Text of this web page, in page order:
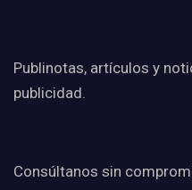
Publinotas, artículos y
publicidad.
Consúltanos sin